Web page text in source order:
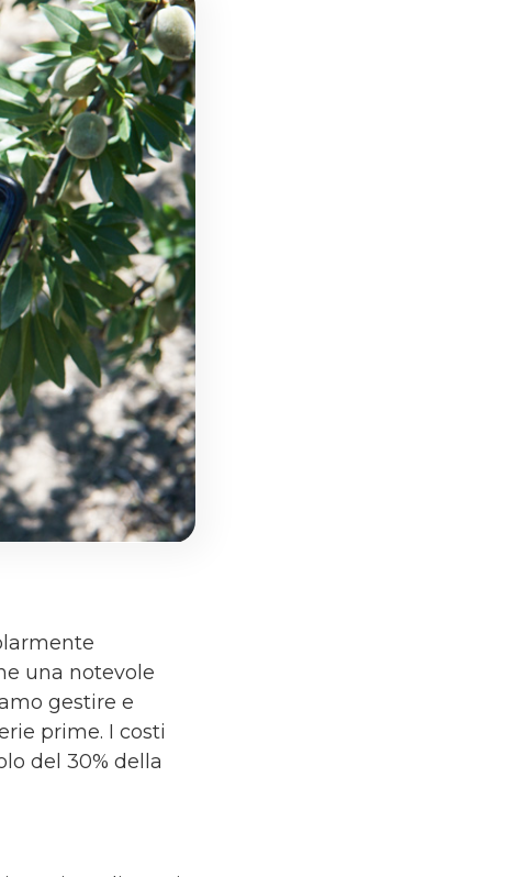
una notevole
gestire e
prime. I costi
del 30% della